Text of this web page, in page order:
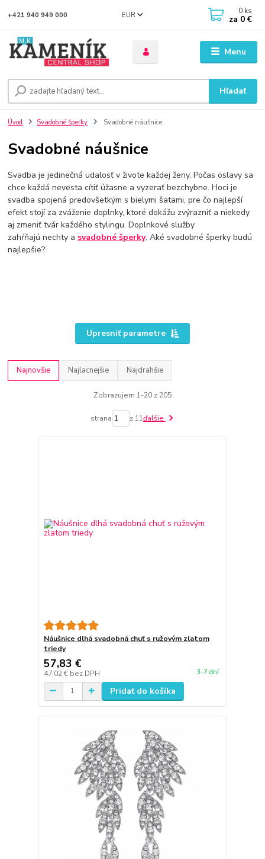
Menu
EUR
Hľadať
+421 940 949 000 0 ks
za 0 €
Úvod Svadobné šperky Svadobné náušnice
Svadobné náušnice
Svadba je jedinečná udalosť v živote každej ženy. Počas oslavy sa
chce každá nevesta cítiť úžasne a vyzerať bezchybne. Hoci je
svadba spojená predovšetkým s bielymi šatami, pre čo najlepší
efekt stojí za zváženie doplnky, ktoré dokážu zvýrazniť a niekedy
aj zmeniť tvár každého stylingu. Doplnkové služby
zahŕňajú nechty a svadobné šperky. Aké svadobné šperky budú
najlepšie?
Upresniť parametre
Najnovšie Najlacnejšie Najdrahšie
Zobrazujem 1-20 z 205
strana z 11ďalšie
Náušnice dlhá svadobná chuť s ružovým zlatom
triedy
57,83 €
47,02 € bez DPH 3-7 dní
Pridať do košíka